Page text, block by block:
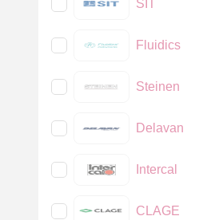
SIT
Fluidics
Steinen
Delavan
Intercal
CLAGE